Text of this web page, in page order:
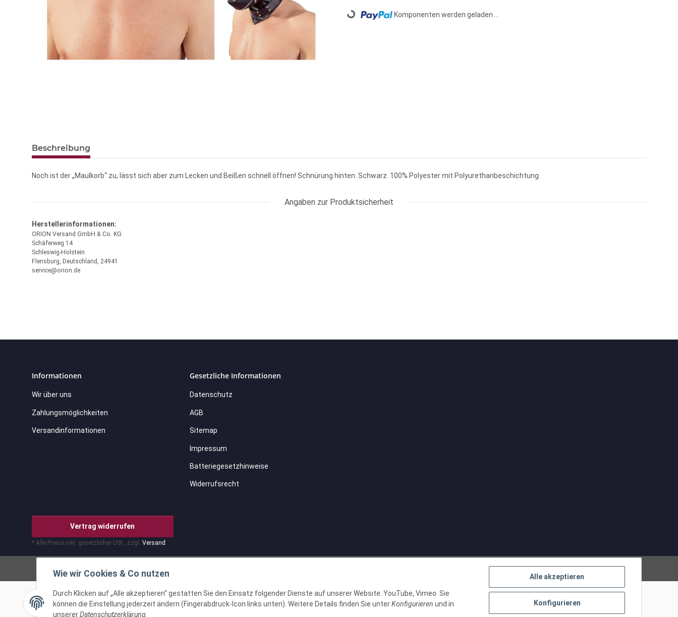
Alle akzeptieren
Konfigurieren
Wie wir Cookies & Co nutzen
Durch Klicken auf „Alle akzeptieren“ gestatten Sie den Einsatz folgender Dienste auf unserer Website: YouTube, Vimeo. Sie
können die Einstellung jederzeit ändern (Fingerabdruck-Icon links unten). Weitere Details finden Sie unterKonfigurieren und in
unsererDatenschutzerklärung.
Loading... Komponenten werden geladen ...
Beschreibung
Noch ist der „Maulkorb“ zu, lässt sich aber zum Lecken und Beißen schnell öffnen! Schnürung hinten. Schwarz. 100% Polyester mit Polyurethanbeschichtung.
Angaben zur Produktsicherheit
Herstellerinformationen:
ORION Versand GmbH & Co. KG
Schäferweg 14
Schleswig-Holstein
Flensburg, Deutschland, 24941
service@orion.de
Informationen
Wir über uns
Zahlungsmöglichkeiten
Versandinformationen
Gesetzliche Informationen
Datenschutz
AGB
Sitemap
Impressum
Batteriegesetzhinweise
Widerrufsrecht
Vertrag widerrufen
* Alle Preise inkl. gesetzlicher USt., zzgl. Versand
Powered byJTL-Shop